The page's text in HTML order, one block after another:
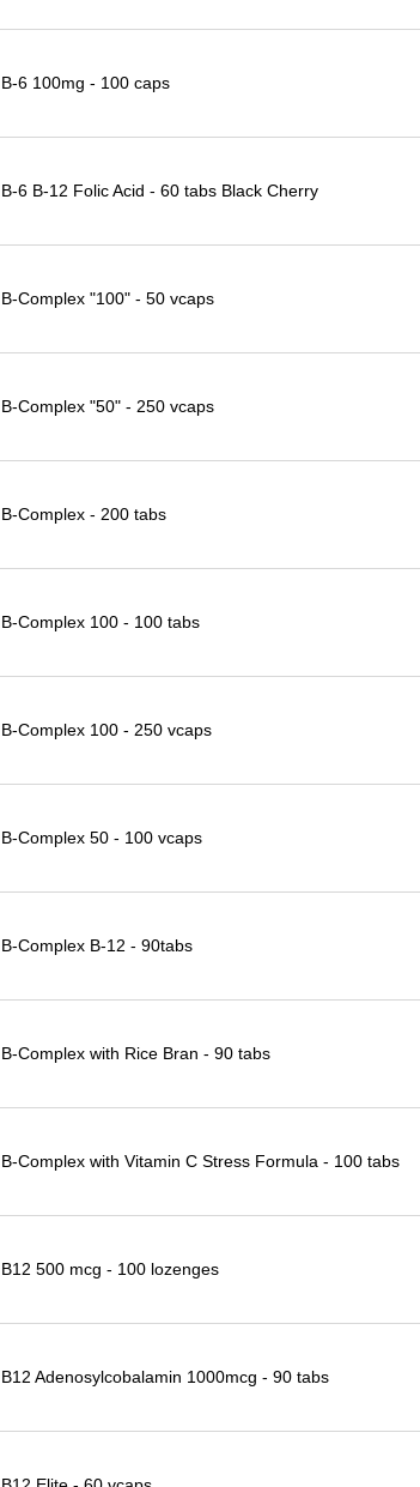
B-6 100mg - 100 caps
B-6 B-12 Folic Acid - 60 tabs Black Cherry
B-Complex "100" - 50 vcaps
B-Complex "50" - 250 vcaps
B-Complex - 200 tabs
B-Complex 100 - 100 tabs
B-Complex 100 - 250 vcaps
B-Complex 50 - 100 vcaps
B-Complex B-12 - 90tabs
B-Complex with Rice Bran - 90 tabs
B-Complex with Vitamin C Stress Formula - 100 tabs
B12 500 mcg - 100 lozenges
B12 Adenosylcobalamin 1000mcg - 90 tabs